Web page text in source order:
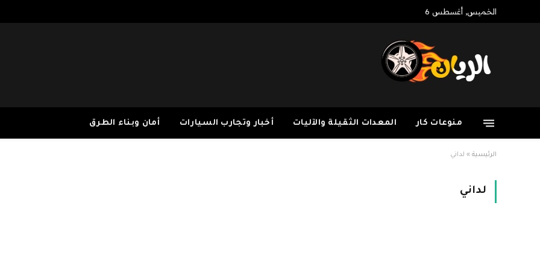
الخميس, أغسطس 6
منوعات كار المعدات الثقيلة والآليات أخبار وتجارب السيارات أمان وبناء الطرق
الرئيسية » لداني
لداني